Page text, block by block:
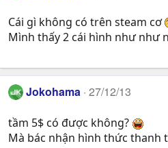
Cái gì không có trên steam cơ
Mình thấy 2 cái hình như như
Jokohama 27/12/13
tầm 5$ có được không?
Mà bác nhận hình thức thanh